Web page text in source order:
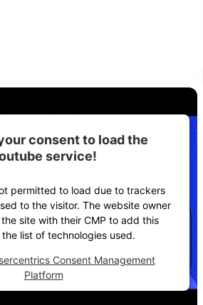
consent to load the
service!
permitted to load due to trackers
to the visitor. The website owner
site with their CMP to add this
list of technologies used.
Consent Management
Platform